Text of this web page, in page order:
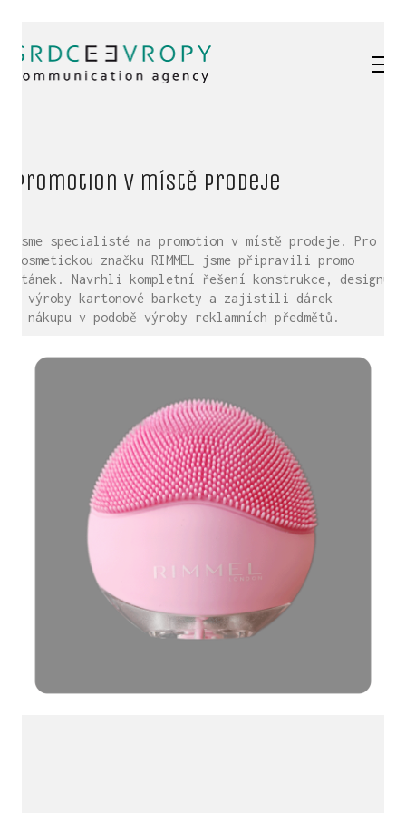
Promotion v místě prodeje
Jsme specialisté na promotion v místě prodeje. Pro
kosmetickou značku RIMMEL jsme připravili promo
stánek. Navrhli kompletní řešení konstrukce, designu
a výroby kartonové barkety a zajistili dárek
k nákupu v podobě výroby reklamních předmětů.